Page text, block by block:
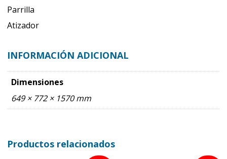
Parrilla
Atizador
INFORMACIÓN ADICIONAL
Dimensiones
649 × 772 × 1570 mm
Productos relacionados